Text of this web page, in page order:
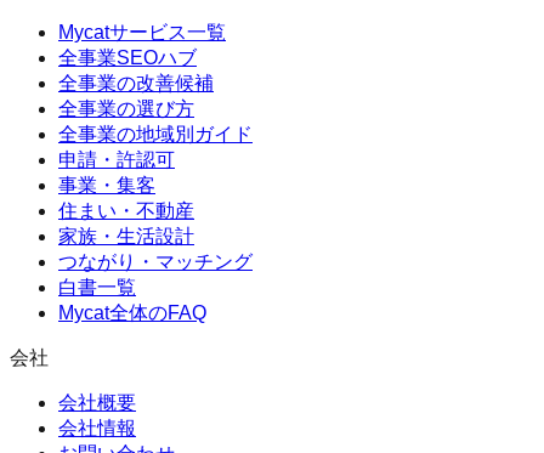
Mycatサービス一覧
全事業SEOハブ
全事業の改善候補
全事業の選び方
全事業の地域別ガイド
申請・許認可
事業・集客
住まい・不動産
家族・生活設計
つながり・マッチング
白書一覧
Mycat全体のFAQ
会社
会社概要
会社情報